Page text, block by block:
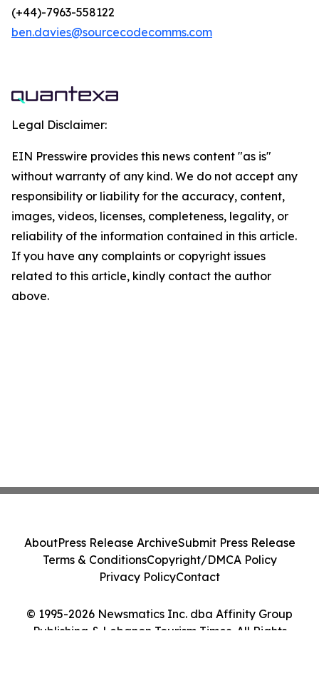
(+44)-7963-558122
ben.davies@sourcecodecomms.com
Legal Disclaimer:
EIN Presswire provides this news content "as is"
without warranty of any kind. We do not accept any
responsibility or liability for the accuracy, content,
images, videos, licenses, completeness, legality, or
reliability of the information contained in this article.
If you have any complaints or copyright issues
related to this article, kindly contact the author
above.
© 1995-2026 Newsmatics Inc. dba Affinity Group
Publishing & Lebanon Tourism Times. All Rights
AboutPress Release ArchiveSubmit Press Release
Terms & ConditionsCopyright/DMCA Policy
Privacy PolicyContact